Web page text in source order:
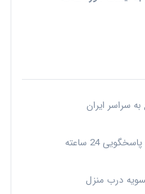
سراسر ایران
24 ساعته
درب منزل